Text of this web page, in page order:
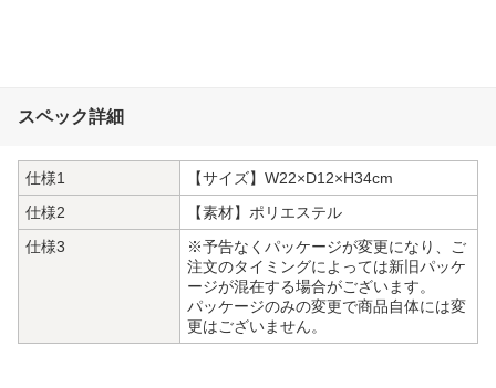
スペック詳細
仕様1
【サイズ】W22×D12×H34cm
仕様2
【素材】ポリエステル
仕様3
※予告なくパッケージが変更になり、ご
注文のタイミングによっては新旧パッケ
ージが混在する場合がございます。
パッケージのみの変更で商品自体には変
更はございません。